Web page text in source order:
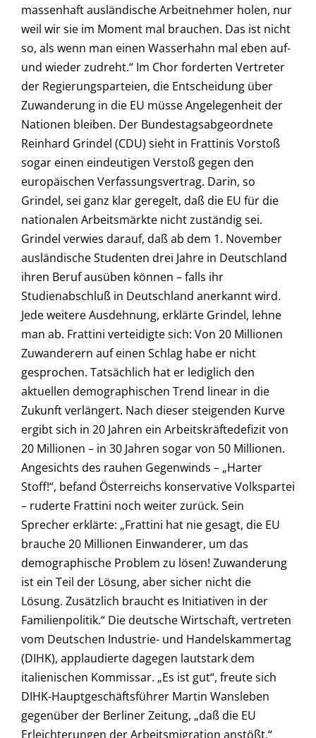
massenhaft ausländische Arbeitnehmer holen, nur
weil wir sie im Moment mal brauchen. Das ist nicht
so, als wenn man einen Wasserhahn mal eben auf-
und wieder zudreht.“ Im Chor forderten Vertreter
der Regierungsparteien, die Entscheidung über
Zuwanderung in die EU müsse Angelegenheit der
Nationen bleiben. Der Bundestagsabgeordnete
Reinhard Grindel (CDU) sieht in Frattinis Vorstoß
sogar einen eindeutigen Verstoß gegen den
europäischen Verfassungsvertrag. Darin, so
Grindel, sei ganz klar geregelt, daß die EU für die
nationalen Arbeitsmärkte nicht zuständig sei.
Grindel verwies darauf, daß ab dem 1. November
ausländische Studenten drei Jahre in Deutschland
ihren Beruf ausüben können – falls ihr
Studienabschluß in Deutschland anerkannt wird.
Jede weitere Ausdehnung, erklärte Grindel, lehne
man ab. Frattini verteidigte sich: Von 20 Millionen
Zuwanderern auf einen Schlag habe er nicht
gesprochen. Tatsächlich hat er lediglich den
aktuellen demographischen Trend linear in die
Zukunft verlängert. Nach dieser steigenden Kurve
ergibt sich in 20 Jahren ein Arbeitskräftedefizit von
20 Millionen – in 30 Jahren sogar von 50 Millionen.
Angesichts des rauhen Gegenwinds – „Harter
Stoff!“, befand Österreichs konservative Volkspartei
– ruderte Frattini noch weiter zurück. Sein
Sprecher erklärte: „Frattini hat nie gesagt, die EU
brauche 20 Millionen Einwanderer, um das
demographische Problem zu lösen! Zuwanderung
ist ein Teil der Lösung, aber sicher nicht die
Lösung. Zusätzlich braucht es Initiativen in der
Familienpolitik.“ Die deutsche Wirtschaft, vertreten
vom Deutschen Industrie- und Handelskammertag
(DIHK), applaudierte dagegen lautstark dem
italienischen Kommissar. „Es ist gut“, freute sich
DIHK-Hauptgeschäftsführer Martin Wansleben
gegenüber der Berliner Zeitung, „daß die EU
Erleichterungen der Arbeitsmigration anstößt.“